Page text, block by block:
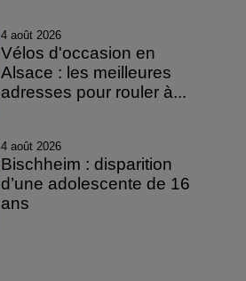
4 août 2026
Vélos d'occasion en
Alsace : les meilleures
adresses pour rouler à...
4 août 2026
Bischheim : disparition
d’une adolescente de 16
ans